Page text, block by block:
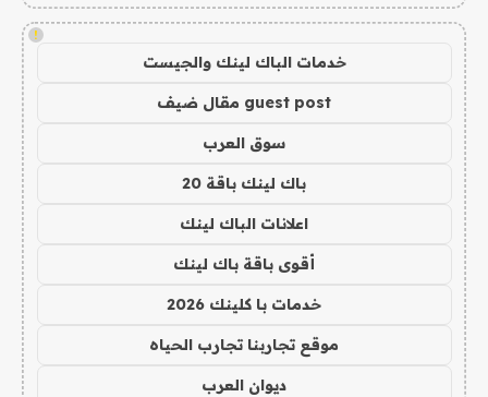
!
خدمات الباك لينك والجيست
guest post مقال ضيف
سوق العرب
باك لينك باقة 20
اعلانات الباك لينك
أقوى باقة باك لينك
خدمات با كلينك 2026
موقع تجاربنا تجارب الحياه
ديوان العرب